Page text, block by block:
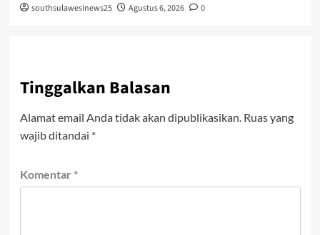
southsulawesinews25 Agustus 6, 2026 0
Tinggalkan Balasan
Alamat email Anda tidak akan dipublikasikan. Ruas yang
wajib ditandai *
Komentar *